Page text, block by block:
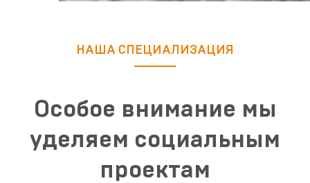
НАША СПЕЦИАЛИЗАЦИЯ
Особое внимание мы
уделяем социальным
проектам